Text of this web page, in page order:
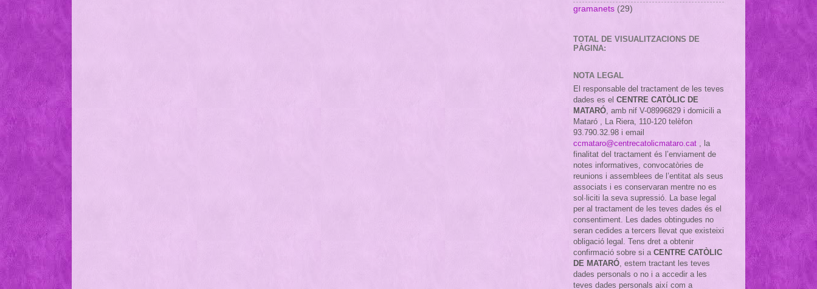
gramanets (29)
TOTAL DE VISUALITZACIONS DE
PÀGINA:
NOTA LEGAL
El responsable del tractament de les teves
dades es el CENTRE CATÒLIC DE
MATARÓ, amb nif V-08996829 i domicili a
Mataró , La Riera, 110-120 telèfon
93.790.32.98 i email
ccmataro@centrecatolicmataro.cat , la
finalitat del tractament és l’enviament de
notes informatives, convocatòries de
reunions i assemblees de l’entitat als seus
associats i es conservaran mentre no es
sol·liciti la seva supressió. La base legal
per al tractament de les teves dades és el
consentiment. Les dades obtingudes no
seran cedides a tercers llevat que existeixi
obligació legal. Tens dret a obtenir
confirmació sobre si a CENTRE CATÒLIC
DE MATARÓ, estem tractant les teves
dades personals o no i a accedir a les
teves dades personals així com a